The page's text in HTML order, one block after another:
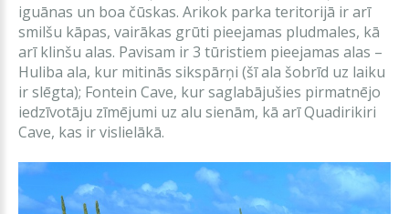
iguānas un boa čūskas. Arikok parka teritorijā ir arī
smilšu kāpas, vairākas grūti pieejamas pludmales, kā
arī klinšu alas. Pavisam ir 3 tūristiem pieejamas alas –
Huliba ala, kur mitinās sikspārņi (šī ala šobrīd uz laiku
ir slēgta); Fontein Cave, kur saglabājušies pirmatnējo
iedzīvotāju zīmējumi uz alu sienām, kā arī Quadirikiri
Cave, kas ir vislielākā.